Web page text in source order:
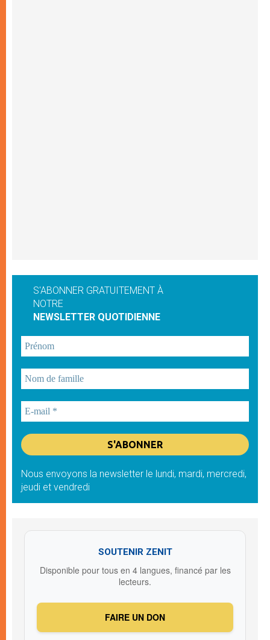
S'ABONNER GRATUITEMENT À
NOTRE
NEWSLETTER QUOTIDIENNE
Nous envoyons la newsletter le lundi, mardi, mercredi,
jeudi et vendredi
SOUTENIR ZENIT
Disponible pour tous en 4 langues, financé par les
lecteurs.
FAIRE UN DON